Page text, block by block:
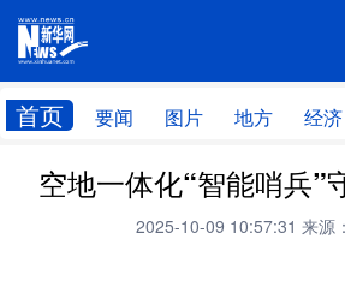
首页 要闻 图片 地方 经济
网站地图
首页 学习进行时
空地一体化“智能哨兵”
2025-10-09 10:57:31 来源